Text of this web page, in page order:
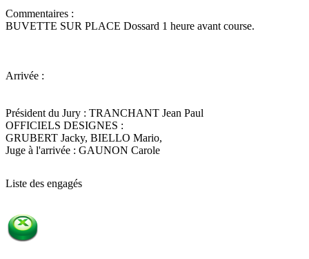
Commentaires :
BUVETTE SUR PLACE Dossard 1 heure avant course.
Arrivée :
Président du Jury : TRANCHANT Jean Paul
OFFICIELS DESIGNES :
GRUBERT Jacky, BIELLO Mario,
Juge à l'arrivée : GAUNON Carole
Liste des engagés